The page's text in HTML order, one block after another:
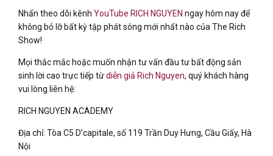
Nhấn theo dõi kênh YouTube RICH NGUYEN ngay hôm nay để
không bỏ lỡ bất kỳ tập phát sóng mới nhất nào của The Rich
Show!
Mọi thắc mắc hoặc muốn nhận tư vấn đầu tư bất động sản
sinh lời cao trực tiếp từdiễn giả Rich Nguyen, quý khách hàng
vui lòng liên hệ:
RICH NGUYEN ACADEMY
Địa chỉ: Tòa C5 D’capitale, số 119 Trần Duy Hưng, Cầu Giấy, Hà
Nội